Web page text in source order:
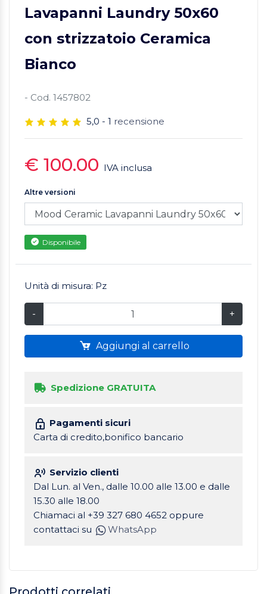
Lavapanni Laundry 50x60
con strizzatoio Ceramica
Bianco
- Cod. 1457802
5,0 - 1 recensione
€ 100.00 IVA inclusa
Altre versioni
Disponibile
Unità di misura: Pz
- +
Aggiungi al carrello
Spedizione GRATUITA
Pagamenti sicuri
Carta di credito,bonifico bancario
Servizio clienti
Dal Lun. al Ven., dalle 10.00 alle 13.00 e dalle
15.30 alle 18.00
Chiamaci al +39 327 680 4652 oppure
contattaci su
WhatsApp